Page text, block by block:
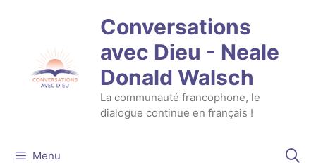
Conversations
avec Dieu - Neale
Donald Walsch
La communauté francophone, le
dialogue continue en français !
Menu